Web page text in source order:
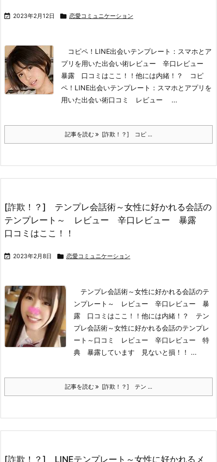
 2023年2月12日  恋愛コミュニケーション
コピペ！LINE出会いテンプレート：スマホとア
プリを用いた出会い術レビュー 辛口レビュー
暴露 口コミはここ！！ 他には内緒！？ コピ
ペ！LINE出会いテンプレート：スマホとアプリを
用いた出会い術口コミ レビュー ...
記事を読む [詐欺！？] コピ ...
[詐欺！？] テンプレ会話術～女性に好かれる会話の
テンプレート～ レビュー 辛口レビュー 暴露
口コミはここ！！
 2023年2月8日  恋愛コミュニケーション
テンプレ会話術～女性に好かれる会話のテ
ンプレート～ レビュー 辛口レビュー 暴
露 口コミはここ！！ 他には内緒！？ テン
プレ会話術～女性に好かれる会話のテンプレ
ート～口コミ レビュー 辛口レビュー 特
典 暴露しています 見ないと損！！ ...
記事を読む [詐欺！？] テン ...
[詐欺！？] LINEテンプレート～女性に好かれるメ